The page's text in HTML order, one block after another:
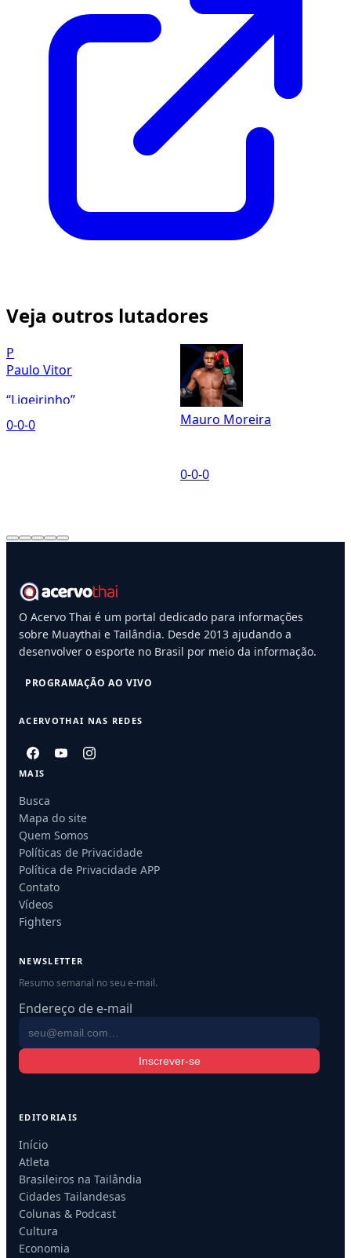
Veja outros lutadores
P
Paulo Vitor
“Ligeirinho”
0-0-0
Mauro Moreira
0-0-0
O Acervo Thai é um portal dedicado para informações
sobre Muaythai e Tailândia. Desde 2013 ajudando a
desenvolver o esporte no Brasil por meio da informação.
PROGRAMAÇÃO AO VIVO
ACERVOTHAI NAS REDES
MAIS
Busca
Mapa do site
Quem Somos
Políticas de Privacidade
Política de Privacidade APP
Contato
Vídeos
Fighters
NEWSLETTER
Resumo semanal no seu e-mail.
Endereço de e-mail
Inscrever-se
EDITORIAIS
Início
Atleta
Brasileiros na Tailândia
Cidades Tailandesas
Colunas & Podcast
Cultura
Economia